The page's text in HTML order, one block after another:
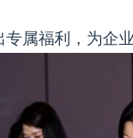
属福利，为企